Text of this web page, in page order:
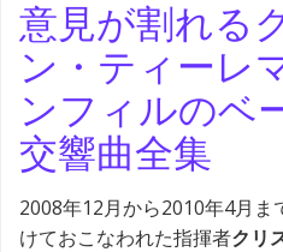
意見が割れる
ン・ティーレ
ンフィルのベ
交響曲全集
2008年12月から2010年4月
けておこなわれた指揮者クリ